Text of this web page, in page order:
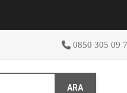
0850 305 09
ARA